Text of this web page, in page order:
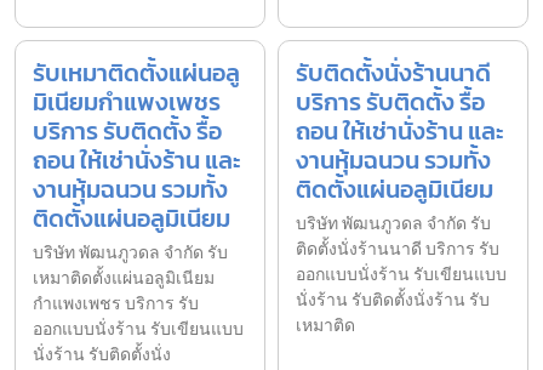
รับเหมาติดตั้งแผ่นอลู
มิเนียมกำแพงเพชร
บริการ รับติดตั้ง รื้อ
ถอน ให้เช่านั่งร้าน และ
งานหุ้มฉนวน รวมทั้ง
ติดตั้งแผ่นอลูมิเนียม
บริษัท พัฒนภูวดล จำกัด รับ
เหมาติดตั้งแผ่นอลูมิเนียม
กำแพงเพชร บริการ รับ
ออกแบบนั่งร้าน รับเขียนแบบ
นั่งร้าน รับติดตั้งนั่ง
รับติดตั้งนั่งร้านนาดี
บริการ รับติดตั้ง รื้อ
ถอน ให้เช่านั่งร้าน และ
งานหุ้มฉนวน รวมทั้ง
ติดตั้งแผ่นอลูมิเนียม
บริษัท พัฒนภูวดล จำกัด รับ
ติดตั้งนั่งร้านนาดี บริการ รับ
ออกแบบนั่งร้าน รับเขียนแบบ
นั่งร้าน รับติดตั้งนั่งร้าน รับ
เหมาติด